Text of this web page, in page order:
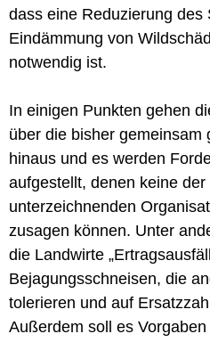
dass eine Reduzierung des
Eindämmung von
notwendig ist.
In einigen Punkten gehen
über die bisher gemeinsam
hinaus und es werden
aufgestellt, denen keine der
unterzeichnenden
zusagen können. Unter
die Landwirte
Bejagungsschneisen, die
tolerieren und auf
Außerdem soll es